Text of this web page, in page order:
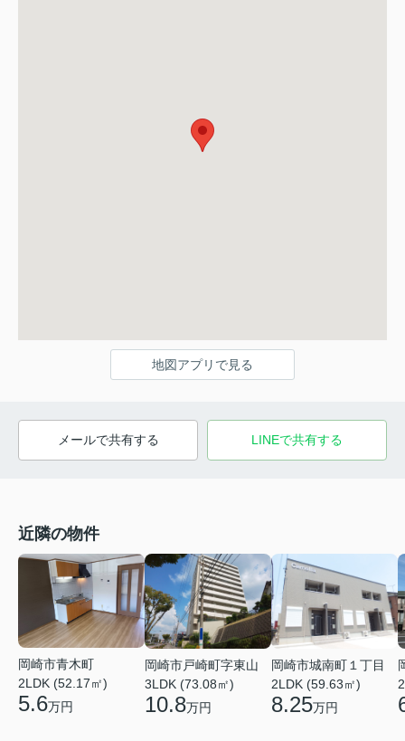
地図アプリで見る
メールで共有する LINEで共有する
近隣の物件
岡崎市青木町
2LDK (52.17㎡)
5.6万円
岡崎市戸崎町字東山
3LDK (73.08㎡)
10.8万円
岡崎市城南町１丁目
2LDK (59.63㎡)
8.25万円